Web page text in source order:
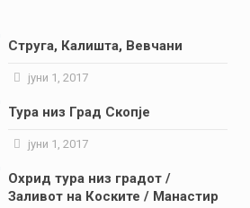
Струга, Калишта, Вевчани
јуни 1, 2017
Тура низ Град Скопје
јуни 1, 2017
Охрид тура низ градот /
Заливот на Коските / Манастир